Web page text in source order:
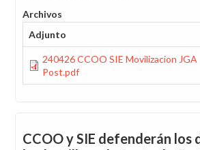
Archivos
Adjunto
240426 CCOO SIE Movilizacion JGA
Post.pdf
CCOO y SIE defenderán los